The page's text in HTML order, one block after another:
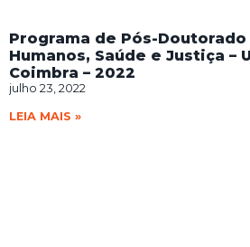
Programa de Pós-
Humanos, Saúde e Justiça –
Coimbra – 2022
julho 23, 2022
LEIA MAIS »